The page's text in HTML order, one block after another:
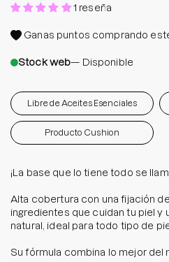
1 reseña
Ganas puntos comprando
Stock web— Disponible
Libre de Aceites Esenciales
Producto Cushion
¡La base que lo tiene todo se
Alta cobertura con una fijación
ingredientes que cuidan tu piel y
natural, ideal para todo tipo de
Su fórmula combina lo mejor del